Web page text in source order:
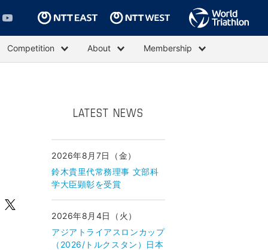
Competition About Membership
LATEST NEWS
2026年8月7日（金）
鈴木貴里代常務理事 文部科
学大臣顕彰を受賞
2026年8月4日（火）
アジアトライアスロンカップ
（2026/トルクスタン）日本